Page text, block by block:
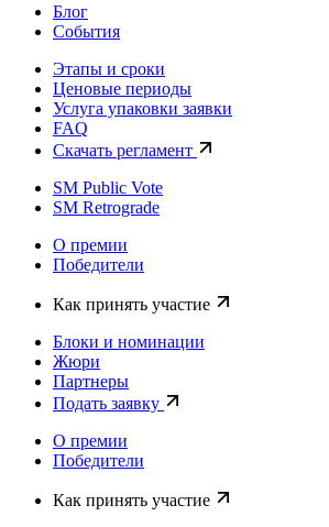
Блог
События
Этапы и сроки
Ценовые периоды
Услуга упаковки заявки
FAQ
Скачать регламент
SM Public Vote
SM Retrograde
О премии
Победители
Как принять участие
Блоки и номинации
Жюри
Партнеры
Подать заявку
О премии
Победители
Как принять участие